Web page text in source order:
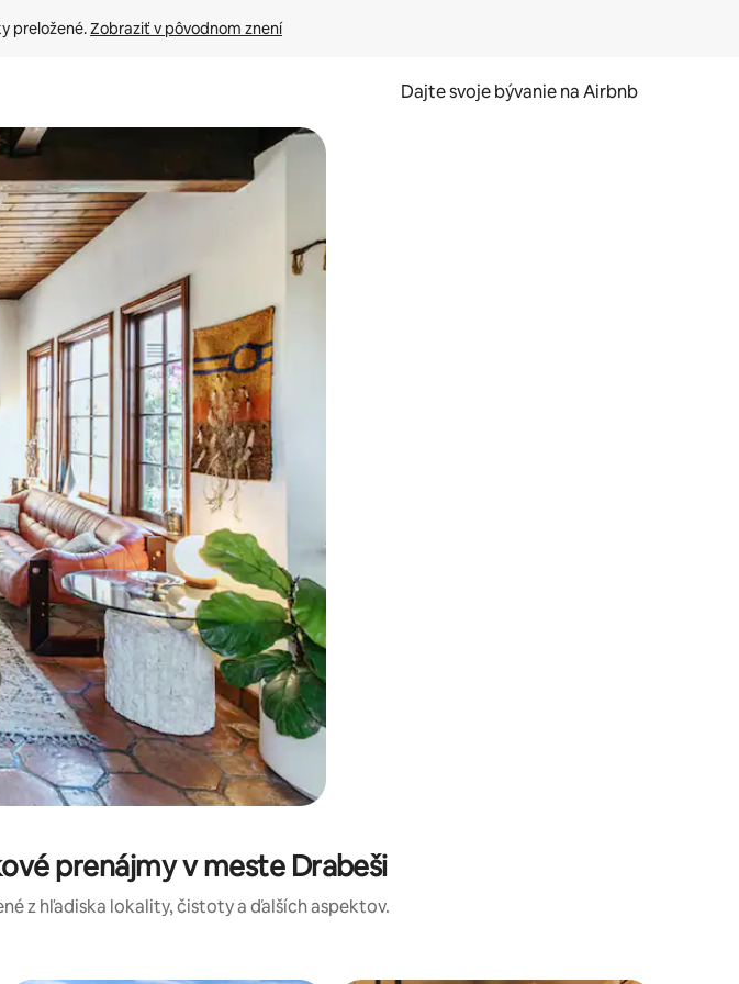
preložené. Zobraziť v pôvodnom znení
Dajte svoje bývanie na Airbnb
nahor a nadol alebo ich preskúmať pomocou dotykových gest či potiahnutia prstom.
prenájmy v meste Drabeši
z hľadiska lokality, čistoty a ďalších aspektov.